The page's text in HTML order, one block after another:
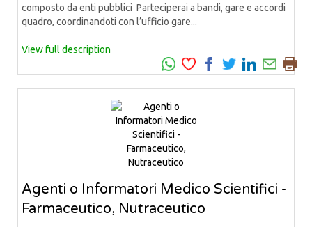
composto da enti pubblici Parteciperai a bandi, gare e accordi
quadro, coordinandoti con l’ufficio gare...
View full description
Agenti o Informatori Medico Scientifici -
Farmaceutico, Nutraceutico